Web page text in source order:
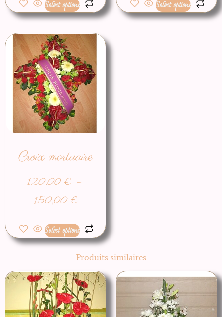
Select options Select options
Croix mortuaire
120,00€ –
150,00€
Select options
Produits similaires